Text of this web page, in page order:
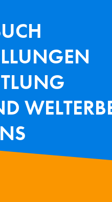
- TU